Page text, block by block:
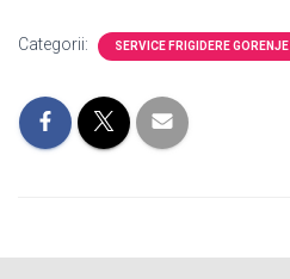
Categorii: SERVICE FRIGIDERE GORENJE